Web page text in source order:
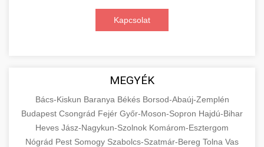
Kapcsolat
MEGYÉK
Bács-Kiskun Baranya Békés Borsod-Abaúj-Zemplén
Budapest Csongrád Fejér Győr-Moson-Sopron Hajdú-Bihar
Heves Jász-Nagykun-Szolnok Komárom-Esztergom
Nógrád Pest Somogy Szabolcs-Szatmár-Bereg Tolna Vas